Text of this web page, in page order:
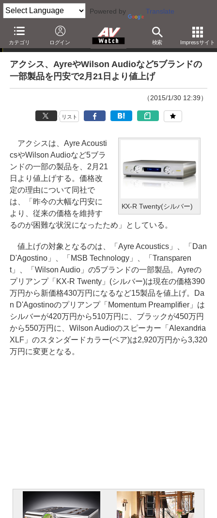
Powered by Translate
カテゴリ ログイン 検索 Impressサイト
ニュース
アクシス、AyreやWilson Audioなど5ブランドの
一部製品を円安で2月21日より値上げ
（2015/1/30 12:39）
リスト
KX-R Twenty(シルバー)
アクシスは、Ayre Acousti
csやWilson Audioなど5ブラ
ンドの一部の製品を、2月21
日より値上げする。価格改
定の理由について同社で
は、「昨今の大幅な円安に
より、従来の価格を維持す
るのが困難な状況になったため」としている。
値上げの対象となるのは、「Ayre Acoustics」、「Dan
D'Agostino」、「MSB Technology」、「Transparen
t」、「Wilson Audio」の5ブランドの一部製品。Ayreの
プリアンプ「KX-R Twenty」(シルバー)は現在の価格390
万円から新価格430万円になるなど15製品を値上げ。Da
n D'Agostinoのプリアンプ「Momentum Preamplifier」は
シルバーが420万円から510万円に、ブラックが450万円
から550万円に、Wilson Audioのスピーカー「Alexandria
XLF」のスタンダードカラー(ペア)は2,920万円から3,320
万円に変更となる。